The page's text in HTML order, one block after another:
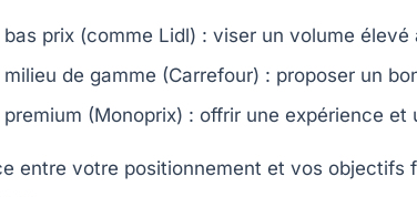
prix (comme Lidl) : viser un volume
de gamme (Carrefour) : proposer un
(Monoprix) : offrir une expérience
entre votre positionnement et vos